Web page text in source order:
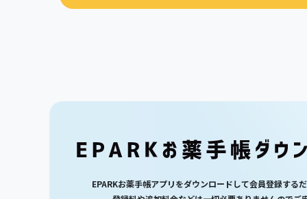
EPARKお薬手帳アプリをダウンロードして会員登録する